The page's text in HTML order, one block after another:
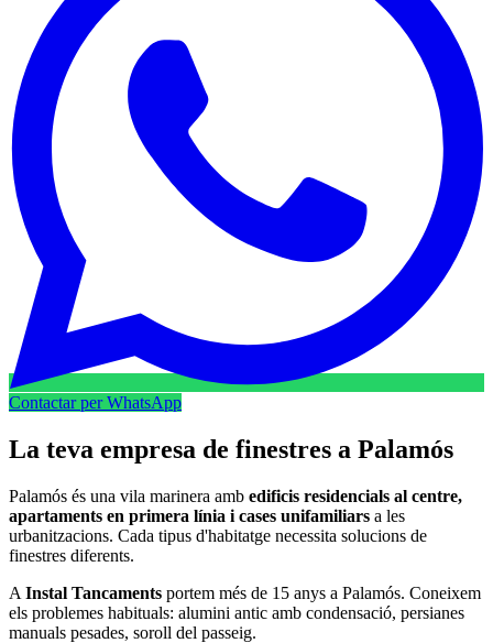
Contactar per WhatsApp
La teva empresa de finestres a Palamós
Palamós és una vila marinera amb edificis residencials al centre,
apartaments en primera línia i cases unifamiliars a les
urbanitzacions. Cada tipus d'habitatge necessita solucions de
finestres diferents.
A Instal Tancaments portem més de 15 anys a Palamós. Coneixem
els problemes habituals: alumini antic amb condensació, persianes
manuals pesades, soroll del passeig.